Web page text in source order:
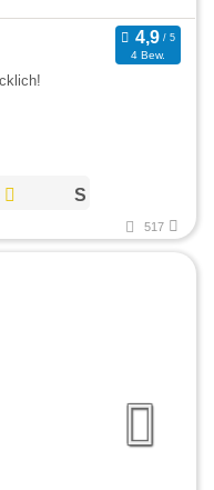
4 Bew.
517